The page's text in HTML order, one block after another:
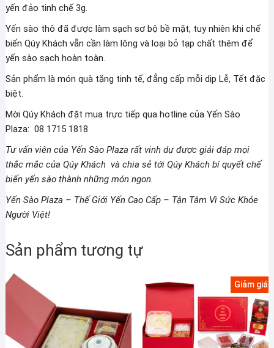
yến đảo tinh chế 3g.
Yến sào thô đã được làm sạch sơ bộ bề mặt, tuy nhiên khi chế
biến Qúy Khách vẫn cần làm lông và loại bỏ tạp chất thêm để
yến sào sạch hoàn toàn.
Sản phẩm là món quà tặng tinh tế, đẳng cấp mỗi dịp Lễ, Tết đặc
biệt.
Mời Qúy Khách đặt mua trực tiếp qua hotline của Yến Sào
Plaza: 08 1715 1818
Tư vấn viên của Yến Sào Plaza rất vinh dự được giải đáp mọi
thắc mắc của Qúy Khách và chia sẻ tới Qúy Khách bí quyết chế
biến yến sào thành những món ngon.
Yến Sào Plaza – Thế Giới Yến Cao Cấp – Tận Tâm Vì Sức Khỏe
Người Việt!
Sản phẩm tương tự
Giảm giá!